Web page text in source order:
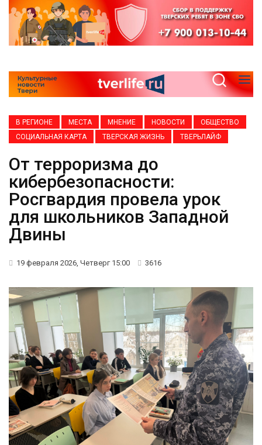
В РЕГИОНЕ МЕСТА МНЕНИЕ НОВОСТИ
ОБЩЕСТВО
СОЦИАЛЬНАЯ КАРТА
ТВЕРСКАЯ ЖИЗНЬ ТВЕРЬЛАЙФ
От терроризма до
кибербезопасности:
Росгвардия провела урок
для школьников Западной
Двины
19 февраля 2026, Четверг 15:00 3616